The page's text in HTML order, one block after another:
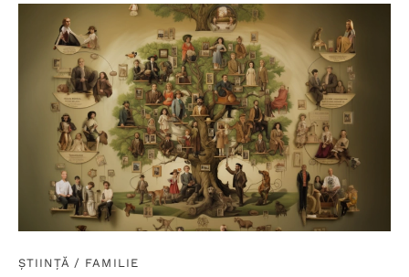
ȘTIINȚĂ / FAMILIE